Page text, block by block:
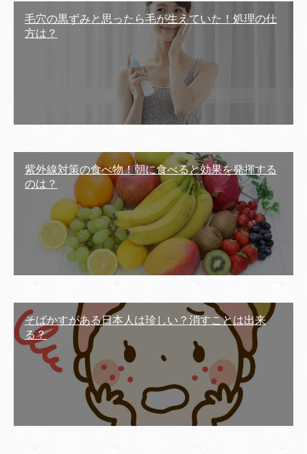
毛穴の黒ずみと思ったら毛が生えていた！処理の仕
方は？
紫外線対策の食べ物！朝に食べると効果を発揮する
のは？
そばかすがある日本人は珍しい？消すことは出来
る？